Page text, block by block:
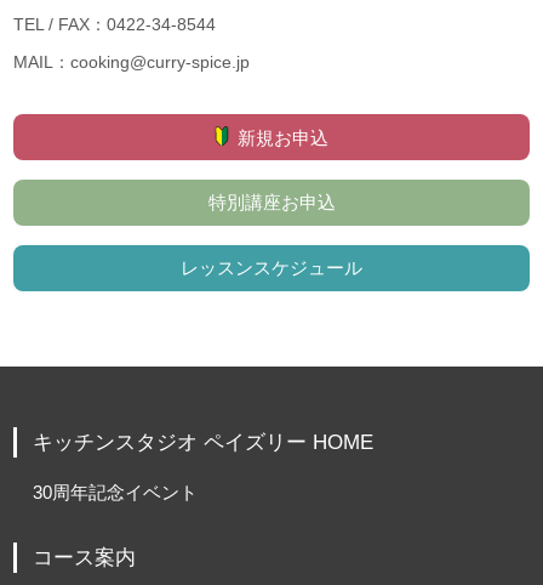
TEL / FAX：0422-34-8544
MAIL：cooking@curry-spice.jp
新規お申込
特別講座お申込
レッスンスケジュール
キッチンスタジオ ペイズリー HOME
30周年記念イベント
コース案内